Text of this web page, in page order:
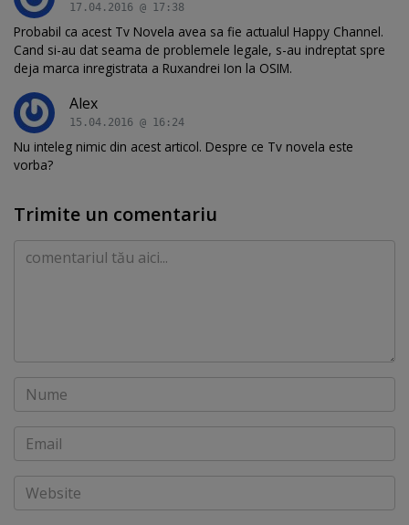
17.04.2016 @ 17:38
Probabil ca acest Tv Novela avea sa fie actualul Happy Channel.
Cand si-au dat seama de problemele legale, s-au indreptat spre
deja marca inregistrata a Ruxandrei Ion la OSIM.
Alex
15.04.2016 @ 16:24
Nu inteleg nimic din acest articol. Despre ce Tv novela este
vorba?
Trimite un comentariu
Comentariu
Nume
Email
Website